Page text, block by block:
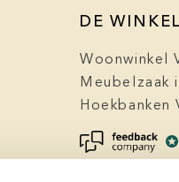
DE WINKEL
Woonwinkel
Meubelzaak
Hoekbanken